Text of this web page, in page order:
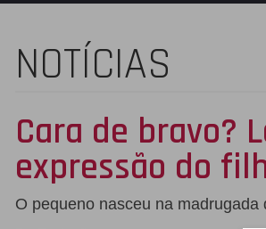
NOTÍCIAS
Cara de bravo?
expressão do
O pequeno nasceu na madrugada
BAIXE NOSSO